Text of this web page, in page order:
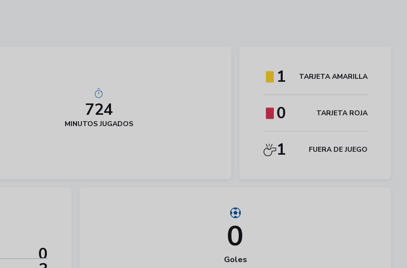
724
MINUTOS JUGADOS
0
Goles
0
1 TARJETA AMARILLA
0 TARJETA ROJA
1 FUERA DE JUEGO